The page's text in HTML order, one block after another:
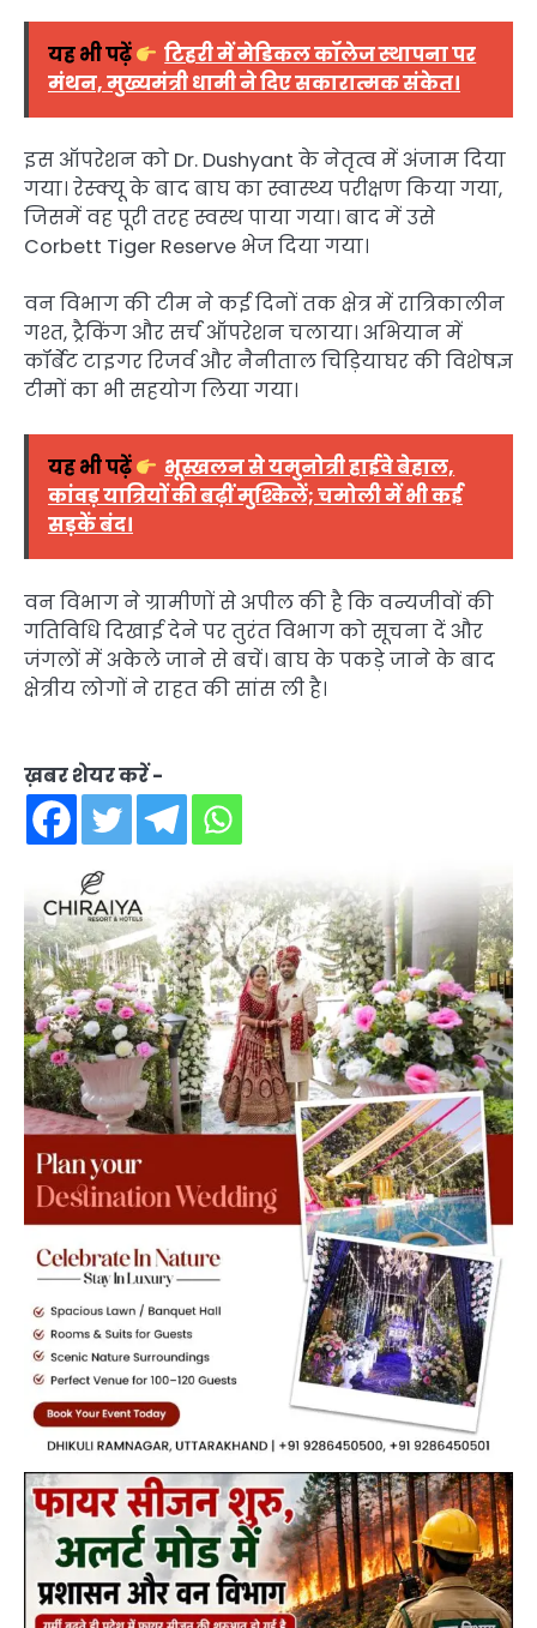
यह भी पढ़ें
टिहरी में मेडिकल कॉलेज स्थापना पर
मंथन, मुख्यमंत्री धामी ने दिए सकारात्मक संकेत।
इस ऑपरेशन को Dr. Dushyant के नेतृत्व में अंजाम दिया
गया। रेस्क्यू के बाद बाघ का स्वास्थ्य परीक्षण किया गया,
जिसमें वह पूरी तरह स्वस्थ पाया गया। बाद में उसे
Corbett Tiger Reserve भेज दिया गया।
वन विभाग की टीम ने कई दिनों तक क्षेत्र में रात्रिकालीन
गश्त, ट्रैकिंग और सर्च ऑपरेशन चलाया। अभियान में
कॉर्बेट टाइगर रिजर्व और नैनीताल चिड़ियाघर की विशेषज्ञ
टीमों का भी सहयोग लिया गया।
यह भी पढ़ें
भूस्खलन से यमुनोत्री हाईवे बेहाल,
कांवड़ यात्रियों की बढ़ीं मुश्किलें; चमोली में भी कई
सड़कें बंद।
वन विभाग ने ग्रामीणों से अपील की है कि वन्यजीवों की
गतिविधि दिखाई देने पर तुरंत विभाग को सूचना दें और
जंगलों में अकेले जाने से बचें। बाघ के पकड़े जाने के बाद
क्षेत्रीय लोगों ने राहत की सांस ली है।
ख़बर शेयर करें -